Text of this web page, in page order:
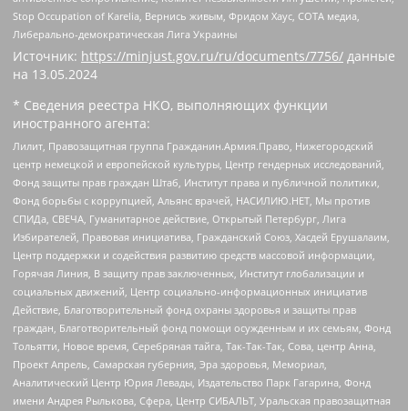
Stop Occupation of Karelia, Вернись живым, Фридом Хаус, СОТА медиа,
Либерально-демократическая Лига Украины
Источник: https://minjust.gov.ru/ru/documents/7756/ данные
на 13.05.2024
* Сведения реестра НКО, выполняющих функции
иностранного агента:
Лилит, Правозащитная группа Гражданин.Армия.Право, Нижегородский
центр немецкой и европейской культуры, Центр гендерных исследований,
Фонд защиты прав граждан Штаб, Институт права и публичной политики,
Фонд борьбы с коррупцией, Альянс врачей, НАСИЛИЮ.НЕТ, Мы против
СПИДа, СВЕЧА, Гуманитарное действие, Открытый Петербург, Лига
Избирателей, Правовая инициатива, Гражданский Союз, Хасдей Ерушалаим,
Центр поддержки и содействия развитию средств массовой информации,
Горячая Линия, В защиту прав заключенных, Институт глобализации и
социальных движений, Центр социально-информационных инициатив
Действие, Благотворительный фонд охраны здоровья и защиты прав
граждан, Благотворительный фонд помощи осужденным и их семьям, Фонд
Тольятти, Новое время, Серебряная тайга, Так-Так-Так, Сова, центр Анна,
Проект Апрель, Самарская губерния, Эра здоровья, Мемориал,
Аналитический Центр Юрия Левады, Издательство Парк Гагарина, Фонд
имени Андрея Рылькова, Сфера, Центр СИБАЛЬТ, Уральская правозащитная